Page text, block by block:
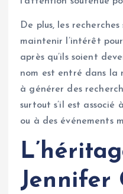
De plus, les
maintenir l’intérêt
après qu’ils soient
nom est entré dans la
à générer des
surtout s’il est associé
ou à des événements
Jennifer